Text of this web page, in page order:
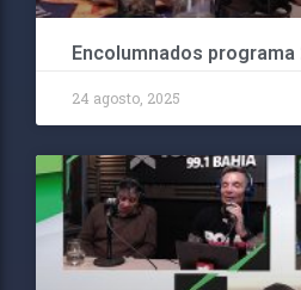
Encolumnados programa
24 agosto, 2025